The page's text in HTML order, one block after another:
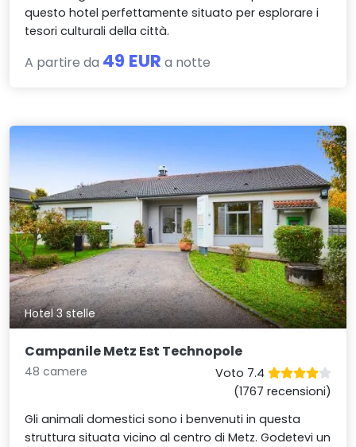
questo hotel perfettamente situato per esplorare i
tesori culturali della città.
A partire da 49 EUR a notte
Hotel 3 stelle
Campanile Metz Est Technopole
48 camere
Voto 7.4
(1767 recensioni)
Gli animali domestici sono i benvenuti in questa
struttura situata vicino al centro di Metz. Godetevi un